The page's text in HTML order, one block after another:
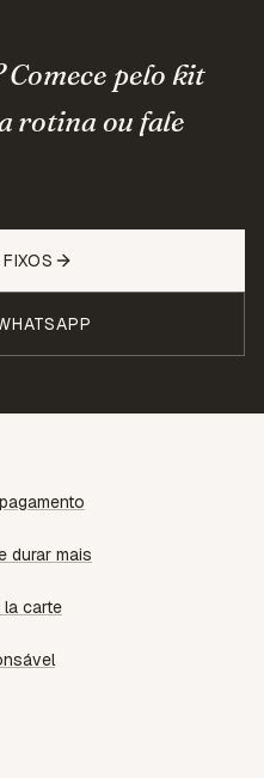
pelo kit
rotina ou fale
durar mais
carte